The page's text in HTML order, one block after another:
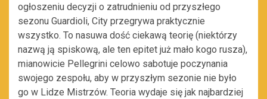
ogłoszeniu decyzji o zatrudnieniu od przyszłego
sezonu Guardioli, City przegrywa praktycznie
wszystko. To nasuwa dość ciekawą teorię (niektórzy
nazwą ją spiskową, ale ten epitet już mało kogo rusza),
mianowicie Pellegrini celowo sabotuje poczynania
swojego zespołu, aby w przyszłym sezonie nie było
go w Lidze Mistrzów. Teoria wydaje się jak najbardziej